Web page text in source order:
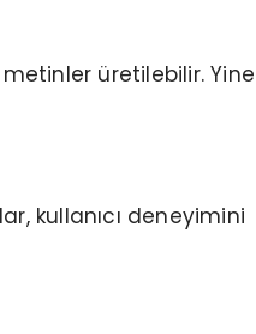
üretilebilir. Yine
kullanıcı deneyimini